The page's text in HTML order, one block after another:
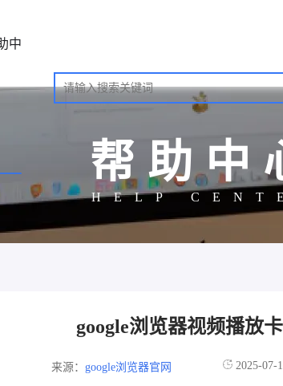
中
帮助中
HELP
google浏览器视频播放
来源： google浏览器官网 2025-07-